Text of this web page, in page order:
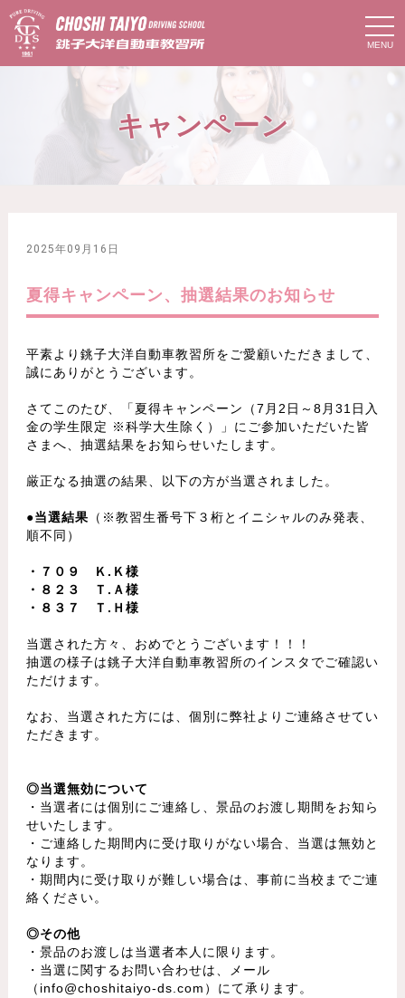
t
o
g
g
キャンペーン
2025年09月16日
夏得キャンペーン、抽選結果のお知らせ
平素より銚子大洋自動車教習所をご愛顧いただきまして、
誠にありがとうございます。
さてこのたび、「夏得キャンペーン（7月2日～8月31日入
金の学生限定 ※科学大生除く）」にご参加いただいた皆
さまへ、抽選結果をお知らせいたします。
厳正なる抽選の結果、以下の方が当選されました。
●当選結果 （※教習生番号下３桁とイニシャルのみ発表、
順不同）
・７０９ Ｋ.Ｋ様
・８２３ Ｔ.Ａ様
・８３７ Ｔ.Ｈ様
当選された方々、おめでとうございます！！！
抽選の様子は銚子大洋自動車教習所のインスタでご確認い
ただけます。
なお、当選された方には、個別に弊社よりご連絡させてい
ただきます。
◎当選無効について
・当選者には個別にご連絡し、景品のお渡し期間をお知ら
せいたします。
・ご連絡した期間内に受け取りがない場合、当選は無効と
なります。
・期間内に受け取りが難しい場合は、事前に当校までご連
絡ください。
◎その他
・景品のお渡しは当選者本人に限ります。
・当選に関するお問い合わせは、メール
（info@choshitaiyo-ds.com）にて承ります。